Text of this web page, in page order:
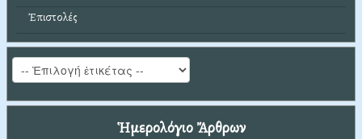
Ἐπιστολές
Ἡμερολόγιο Ἄρθρων